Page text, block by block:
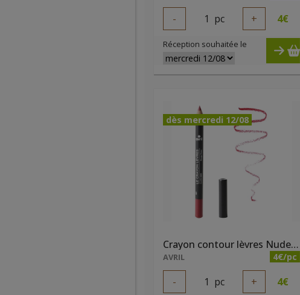
- 1 pc + 4€
Réception souhaitée le
dès mercredi 12/08
Crayon contour lèvres Nude bio
AVRIL 4€/pc
- 1 pc + 4€